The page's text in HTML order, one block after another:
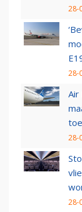
28-
28-
Air
toe
28-
28-